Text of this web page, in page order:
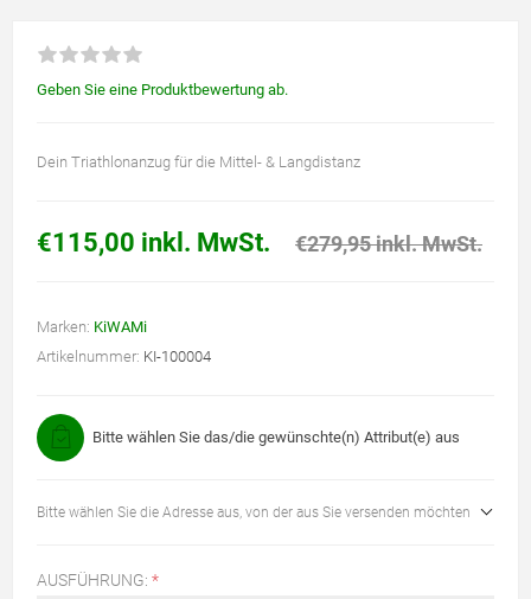
Geben Sie eine Produktbewertung ab.
Dein Triathlonanzug für die Mittel- & Langdistanz
€115,00 inkl. MwSt. €279,95 inkl. MwSt.
Marken: KiWAMi
Artikelnummer: KI-100004
Bitte wählen Sie das/die gewünschte(n) Attribut(e) aus
Bitte wählen Sie die Adresse aus, von der aus Sie versenden möchten
AUSFÜHRUNG: *